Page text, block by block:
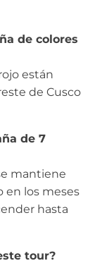
de colores
están
de Cusco
de 7
mantiene
en los meses
hasta
tour?